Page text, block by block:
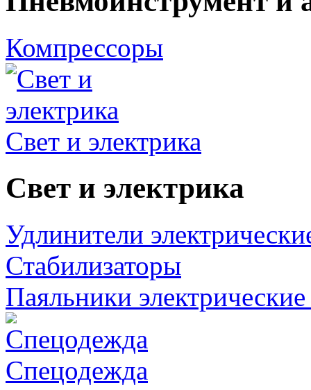
Компрессоры
Свет и электрика
Свет и электрика
Удлинители
Стабилизаторы
Паяльники
Спецодежда